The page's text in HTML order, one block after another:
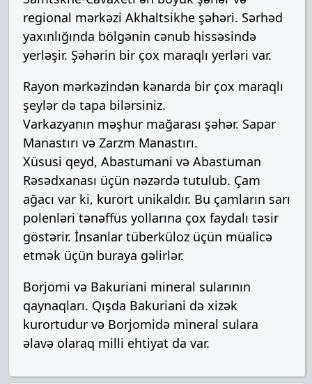
regional mərkəzi Akhaltsikhe şəhəri. Sərhəd
yaxınlığında bölgənin cənub hissəsində
yerləşir. Şəhərin bir çox maraqlı yerləri var.
Rayon mərkəzindən kənarda bir çox maraqlı
şeylər də tapa bilərsiniz.
Varkazyanın məşhur mağarası şəhər. Sapar
Manastırı və Zarzm Manastırı.
Xüsusi qeyd, Abastumani və Abastuman
Rəsədxanası üçün nəzərdə tutulub. Çam
ağacı var ki, kurort unikaldır. Bu çamların sarı
polenləri tənəffüs yollarına çox faydalı təsir
göstərir. İnsanlar tüberküloz üçün müalicə
etmək üçün buraya gəlirlər.
Borjomi və Bakuriani mineral sularının
qaynaqları. Qışda Bakuriani də xizək
kurortudur və Borjomidə mineral sulara
əlavə olaraq milli ehtiyat da var.